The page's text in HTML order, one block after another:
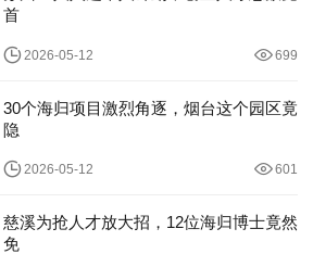
首
2026-05-12 699
30个海归项目激烈角逐，烟台这个园区竟
隐
2026-05-12 601
慈溪为抢人才放大招，12位海归博士竟然
免